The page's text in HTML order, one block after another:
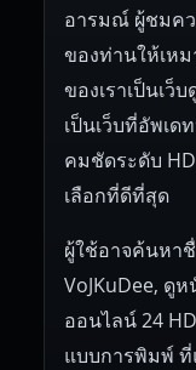
อารมณ์ ผู้ชมคว
ของท่านให้เหม
ของเราเป็นเว็
เป็นเว็บที่อัพเ
คมชัดระดับ
เลือกที่ดีที่สุด
ผู้ใช้อาจค้นหา
VoJKuDee, ดู
ออนไลน์ 24
แบบการพิมพ์